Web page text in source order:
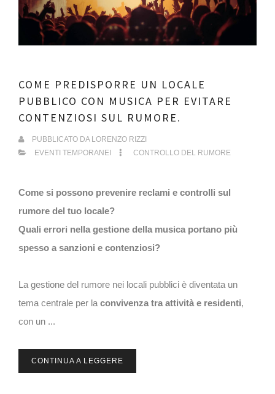
COME PREDISPORRE UN LOCALE
PUBBLICO CON MUSICA PER EVITARE
CONTENZIOSI SUL RUMORE.
PUBBLICATO DA LORENZO RIZZI
EVENTI TEMPORANEI
CONTROLLO DEL RUMORE
Come si possono prevenire reclami e controlli sul
rumore del tuo locale?
Quali errori nella gestione della musica portano più
spesso a sanzioni e contenziosi?
La gestione del rumore nei locali pubblici è diventata un
tema centrale per la convivenza tra attività e residenti,
con un ...
CONTINUA A LEGGERE